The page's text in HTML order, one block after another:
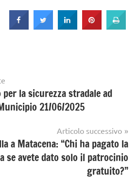
la sicurezza stradale ad
21/06/2025
Articolo successivo
a Matacena: “Chi ha pagato la
se avete dato solo il patrocinio
gratuito?”